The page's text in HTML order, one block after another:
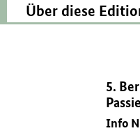
Über diese
5.
Info